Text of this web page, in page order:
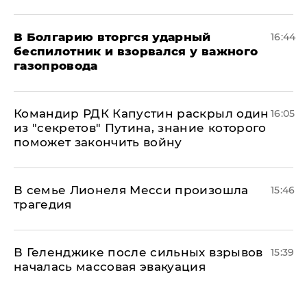
В Болгарию вторгся ударный
беспилотник и взорвался у важного
газопровода
16:44
Командир РДК Капустин раскрыл один
из "секретов" Путина, знание которого
поможет закончить войну
16:05
В семье Лионеля Месси произошла
трагедия
15:46
В Геленджике после сильных взрывов
началась массовая эвакуация
15:39